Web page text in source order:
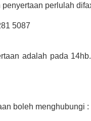
perlulah
5087
adalah pada
boleh menghubungi :